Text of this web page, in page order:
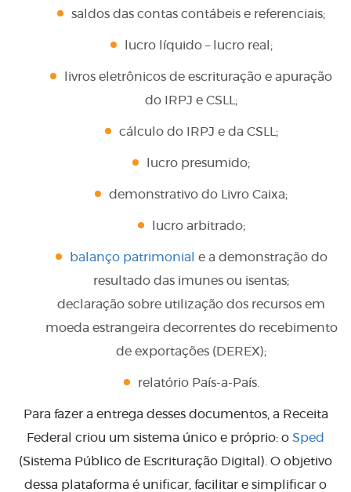
saldos das contas contábeis e referenciais;
lucro líquido – lucro real;
livros eletrônicos de escrituração e apuração
do IRPJ e CSLL;
cálculo do IRPJ e da CSLL;
lucro presumido;
demonstrativo do Livro Caixa;
lucro arbitrado;
balanço patrimonial
e a demonstração do
resultado das imunes ou isentas;
declaração sobre utilização dos recursos em
moeda estrangeira decorrentes do recebimento
de exportações (DEREX);
relatório País-a-País.
Para fazer a entrega desses documentos, a Receita
Federal criou um sistema único e próprio: o Sped
(Sistema Público de Escrituração Digital). O objetivo
dessa plataforma é unificar, facilitar e simplificar o